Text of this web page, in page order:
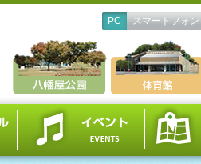
PC スマートフォン